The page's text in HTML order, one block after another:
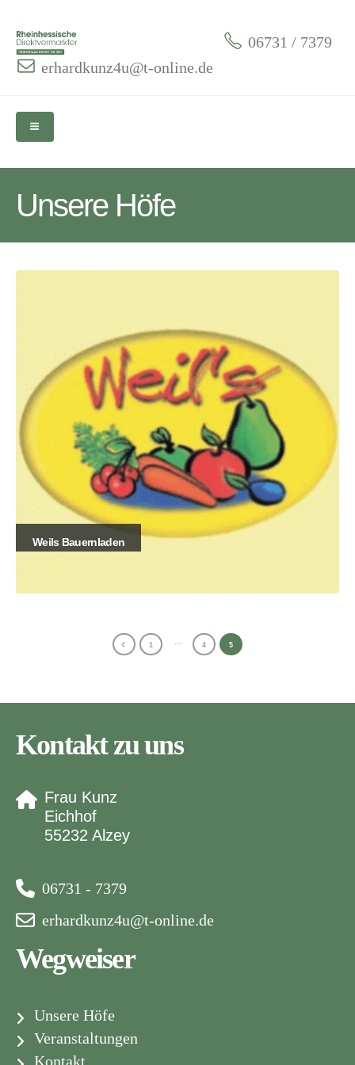
06731 / 7379
erhardkunz4u@t-online.de
Unsere Höfe
Weils Bauernladen
1 4 5
Kontakt zu uns
Frau Kunz
Eichhof
55232 Alzey
06731 - 7379
erhardkunz4u@t-online.de
Wegweiser
Unsere Höfe
Veranstaltungen
Kontakt